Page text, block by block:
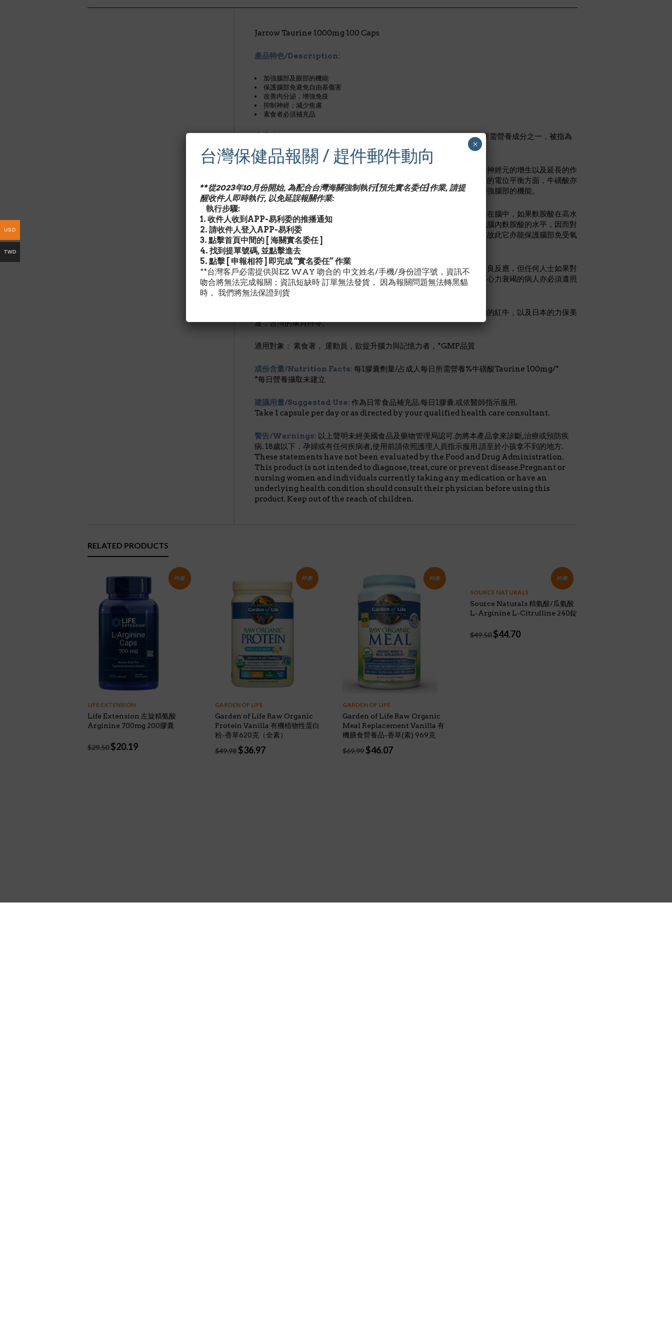
Jarrow Taurine 1000mg 100 Caps
產品特色/Description:
加強腦部及眼部的機能
保護腦部免避免自由基傷害
改善內分泌，增強免疫
抑制神經；減少焦慮
素食者必須補充品
）是一種帶有氨基的磺酸（不是胺基酸），是身體所需營養成分之一，被指為
對嬰兒腦部及眼部發展有良好影響，而被放入奶粉的成份裡面。
牛磺酸在維持腦部運作及發展方面都扮演著重要的角色。牛磺酸能加速神經元的增生以及延長的作
用。同時亦有利於細胞在腦內移動及增長神經軸突。另外在維持細胞膜的電位平衡方面，牛磺酸亦
同樣重要。因為它能幫助電解質如鉀、鈉、鈣及鎂質進出細胞，從而加強腦部的機能。
由於牛磺酸有抑制神經的作用，所以它亦有抗痙攣及減少焦慮的特點。在腦中，如果麩胺酸在高水
平的情況下，神經元便會因過度刺激而導致死亡。而牛磺酸則可助降低腦內麩胺酸的水平，因而對
腦部起了保護的作用。除此之外，由於牛磺酸同時具有抗氧化的特點，故此它亦能保護腦部免受氧
化物的傷害。
雖然迄今為止，仍未有任何因服食又或者過量進食牛磺酸而導致任何不良反應，但任何人士如果對
牛磺酸有過敏反應的話，則建議不應服用，以免引起不適。另外，患有心力衰竭的病人亦必須遵照
醫生的建議，特別留意牛磺酸的服用劑量。
目前在世界各地流行的提神飲料亦主要以補充牛磺酸為主，例如奧地利的紅牛，以及日本的力保美
達，台灣的康貝特等。
適用對象： 素食著， 運動員，欲提升腦力與記憶力者，*GMP品質
成份含量/Nutrition Facts: 每1膠囊劑量/占成人每日所需營養%牛磺酸Taurine 100mg/*
*每日營養攝取未建立
建議用量/Suggested Use: 作為日常食品補充品.每日1膠囊.或依醫師指示服用.
Take 1 capsule per day or as directed by your qualified health care consultant.
警告/Warnings: 以上聲明未經美國食品及藥物管理局認可.勿將本產品拿來診斷,治療或預防疾
病. 18歲以下，孕婦或有任何疾病者,使用前請依照護理人員指示服用.請至於小孩拿不到的地方.
These statements have not been evaluated by the Food and Drug Administration.
This product is not intended to diagnose, treat, cure or prevent disease.Pregnant or
nursing women and individuals currently taking any medication or have an
underlying health condition should consult their physician before using this
product. Keep out of the reach of children.
RELATED PRODUCTS
特價!
LIFE EXTENSION
Life Extension 左旋精氨酸
Arginine 700mg 200膠囊
$29.50 Original
$20.19Current
特價!
GARDEN OF LIFE
Garden of Life Raw Organic
Protein Vanilla 有機植物性蛋白
粉-香草620克（全素）
$49.98 Original
$36.97Current
特價!
GARDEN OF LIFE
Garden of Life Raw Organic
Meal Replacement Vanilla 有
機膳食營養品-香草(素) 969克
$69.99 Original
$46.07Current
特價!
SOURCE NATURALS
Source Naturals 精氨酸/瓜氨酸
L-Arginine L-Citrulline 240錠
$49.50 Original
$44.70Current
台灣保健品報關 / 趕件郵件動向
**從2023年10月份開始, 為配合台灣海關強制執行[預先實名委任]作業, 請提
醒收件人即時執行, 以免延誤報關作業:
執行步驟:
1. 收件人收到APP-易利委的推播通知
2. 請收件人登入APP-易利委
3. 點擊首頁中間的 [ 海關實名委任 ]
4. 找到提單號碼, 並點擊進去
5. 點擊 [ 申報相符 ] 即完成 “實名委任” 作業
**台灣客戶必需提供與EZ WAY 吻合的 中文姓名/手機/身份證字號，資訊不
吻合將無法完成報關；資訊短缺時 訂單無法發貨， 因為報關問題無法轉黑貓
時， 我們將無法保證到貨
×
USD
TWD